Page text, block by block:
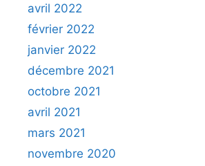
avril 2022
février 2022
janvier 2022
décembre 2021
octobre 2021
avril 2021
mars 2021
novembre 2020